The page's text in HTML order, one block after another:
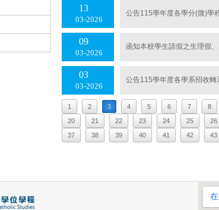
03 2026
13 公告115學年度各學分(微)學
03 2026
09 函知本校學生請假之生理假
03 2026
03 公告115學年度各學系招收轉
1 2 3 4 5 6 7 8
20
21 22 23 24 25 26
37
38 39 40 41 42 43